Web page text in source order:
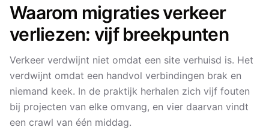
Waarom migraties verkeer
verliezen: vijf breekpunten
Verkeer verdwijnt niet omdat een site verhuisd is. Het
verdwijnt omdat een handvol verbindingen brak en
niemand keek. In de praktijk herhalen zich vijf fouten
bij projecten van elke omvang, en vier daarvan vindt
een crawl van één middag.